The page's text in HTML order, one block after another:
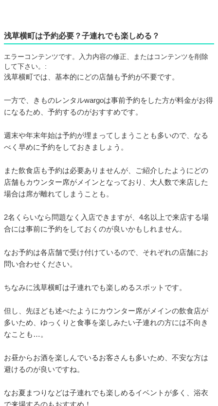
浅草横町は予約必要？子連れでも楽しめる？
エラーコンテンツです。入力内容の修正、またはコンテンツを削除
して下さい。:
浅草横町では、基本的にどの店舗も予約が不要です。
一方で、きものレンタルwargoは事前予約をした方が料金がお得
になるため、予約するのがおすすめです。
週末や年末年始は予約が埋まってしまうことも多いので、なる
べく早めに予約をしておきましょう。
また飲食店も予約は必要ありませんが、ご紹介したようにどの
店舗もカウンター席がメインとなっており、大人数で来店した
場合は席が離れてしまうことも。
2名くらいなら問題なく入店できますが、4名以上で来店する場
合には事前に予約をしておくのが良いかもしれません。
なお予約は各店舗で受け付けているので、それぞれの店舗にお
問い合わせください。
ちなみに浅草横町は子連れでも楽しめるスポットです。
但し、先ほども述べたようにカウンター席がメインの飲食店が
多いため、ゆっくりと食事を楽しみたい子連れの方には不向き
なことも…。
お昼からお酒を楽しんでいるお客さんも多いため、不安な方は
避けるのが良いですね。
なお夏まつりなどは子連れでも楽しめるイベントが多く、浴衣
で来場するのもおすすめ！